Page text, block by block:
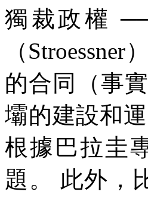
獨裁政權
（Stroessner）
的合同（事
壩的建設和
根據巴拉圭
題。
此外，